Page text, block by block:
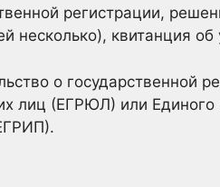
регистрации,
несколько), квитанция
о государственной
лиц (ЕГРЮЛ) или Единого